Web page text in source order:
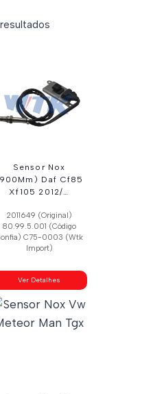
recente
Sensor Nox
Daf Cf85
Xf105 2012/…
2011649 (Original)
80.99.5.001 (Código
C75-0003 (Wtk
Import)
Ver Detalhes